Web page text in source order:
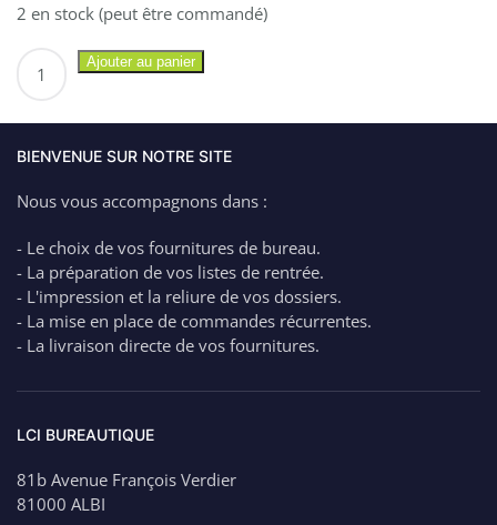
2 en stock (peut être commandé)
de
enveloppes
auto-
adhésives
90g
C4
=
pliée
Ajouter au panier
BIENVENUE SUR NOTRE SITE
Nous vous accompagnons dans :
- Le choix de vos fournitures de bureau.
- La préparation de vos listes de rentrée.
- L'impression et la reliure de vos dossiers.
- La mise en place de commandes récurrentes.
- La livraison directe de vos fournitures.
LCI BUREAUTIQUE
81b Avenue François Verdier
81000 ALBI